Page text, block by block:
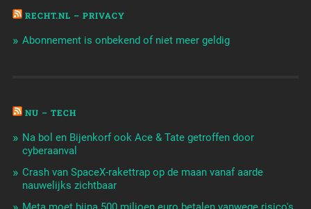
RECHT.NL – PRIVACY
Abonnement is onbekend of niet meer geldig
NU – TECH
Na bol en Bijenkorf ook Ace & Tate getroffen door
cyberaanval
Crash van SpaceX-rakettrap op de maan vanaf aarde
nauwelijks zichtbaar